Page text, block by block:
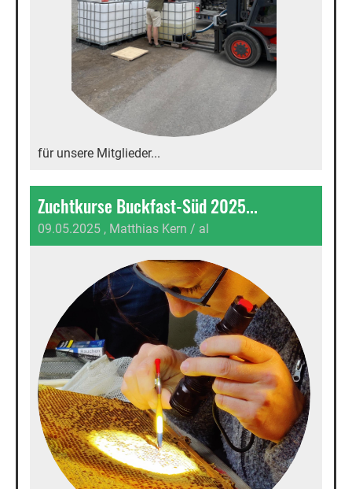
für unsere Mitglieder...
Zuchtkurse Buckfast-Süd 2025...
09.05.2025 , Matthias Kern / al